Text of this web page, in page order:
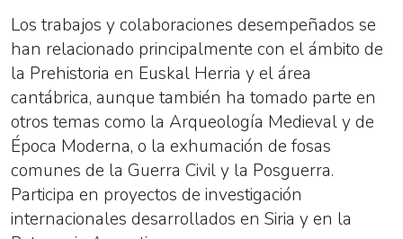
Los trabajos y colaboraciones desempeñados se
han relacionado principalmente con el ámbito de
la Prehistoria en Euskal Herria y el área
cantábrica, aunque también ha tomado parte en
otros temas como la Arqueología Medieval y de
Época Moderna, o la exhumación de fosas
comunes de la Guerra Civil y la Posguerra.
Participa en proyectos de investigación
internacionales desarrollados en Siria y en la